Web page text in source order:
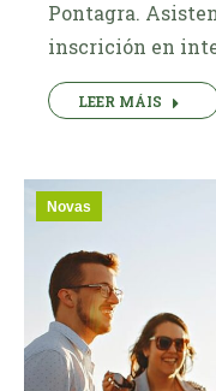
Pontagra.
inscrición en
LEER MÁIS
Novas